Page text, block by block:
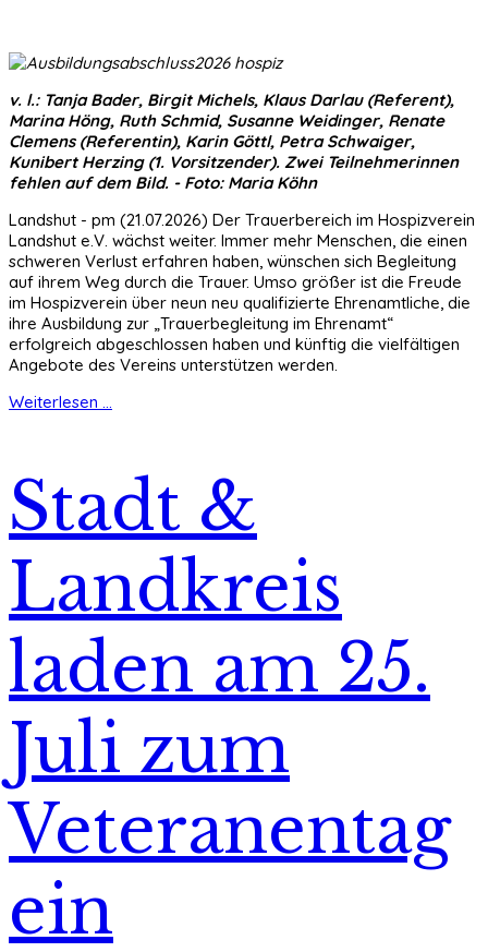
v. l.: Tanja Bader, Birgit Michels, Klaus Darlau (Referent),
Marina Höng, Ruth Schmid, Susanne Weidinger, Renate
Clemens (Referentin), Karin Göttl, Petra Schwaiger,
Kunibert Herzing (1. Vorsitzender). Zwei Teilnehmerinnen
fehlen auf dem Bild. - Foto: Maria Köhn
Landshut - pm (21.07.2026) Der Trauerbereich im Hospizverein
Landshut e.V. wächst weiter. Immer mehr Menschen, die einen
schweren Verlust erfahren haben, wünschen sich Begleitung
auf ihrem Weg durch die Trauer. Umso größer ist die Freude
im Hospizverein über neun neu qualifizierte Ehrenamtliche, die
ihre Ausbildung zur „Trauerbegleitung im Ehrenamt“
erfolgreich abgeschlossen haben und künftig die vielfältigen
Angebote des Vereins unterstützen werden.
Weiterlesen ...
Stadt &
Landkreis
laden am 25.
Juli zum
Veteranentag
ein